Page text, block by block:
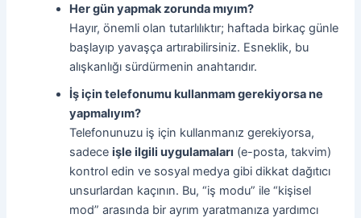
Her gün yapmak zorunda mıyım?
Hayır, önemli olan tutarlılıktır; haftada birkaç günle
başlayıp yavaşça artırabilirsiniz. Esneklik, bu
alışkanlığı sürdürmenin anahtarıdır.
İş için telefonumu kullanmam gerekiyorsa ne
yapmalıyım?
Telefonunuzu iş için kullanmanız gerekiyorsa,
sadeceişle ilgili uygulamaları (e-posta, takvim)
kontrol edin ve sosyal medya gibi dikkat dağıtıcı
unsurlardan kaçının. Bu, “iş modu” ile “kişisel
mod” arasında bir ayrım yaratmanıza yardımcı